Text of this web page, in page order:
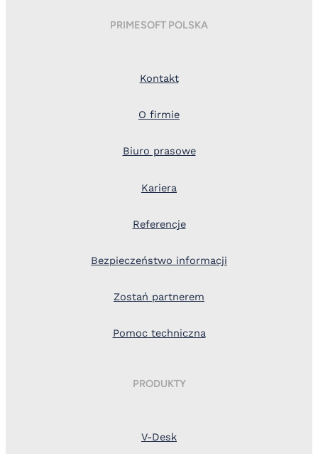
PRIMESOFT POLSKA
Kontakt
O firmie
Biuro prasowe
Kariera
Referencje
Bezpieczeństwo informacji
Zostań partnerem
Pomoc techniczna
PRODUKTY
V-Desk